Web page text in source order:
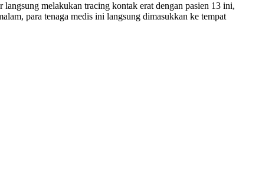
melakukan tracing kontak erat dengan pasien 13 ini,
para tenaga medis ini langsung dimasukkan ke tempat